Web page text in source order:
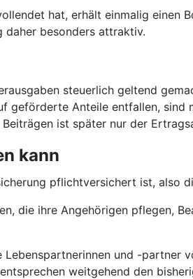
hat, erhält einmalig
daher besonders attraktiv.
steuerlich geltend
geförderte Anteile entfallen,
ist später nur der
kann
pflichtversichert ist, also
die ihre Angehörigen pflegen,
und -
weitgehend den